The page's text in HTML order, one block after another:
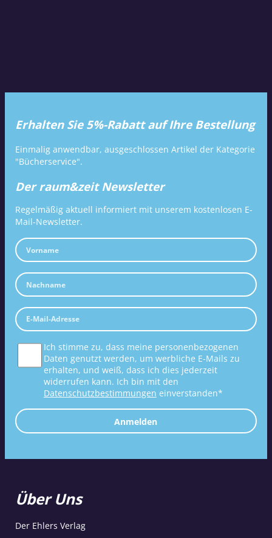
Erhalten Sie 5%-Rabatt auf Ihre Bestellung
Einmalig anwendbar, ausgeschlossen Artikel der Kategorie
"Bücherservice".
Der raum&zeit Newsletter
Regelmäßig aktuell informiert mit unserem kostenlosen E-
Mail-Newsletter.
Ich stimme zu, dass meine personenbezogenen
Daten genutzt werden, um werbliche E-Mails zu
erhalten, und weiß, dass ich dies jederzeit
widerrufen kann. Ich bin mit den
Datenschutzbestimmungen einverstanden*
Anmelden
Über Uns
Der Ehlers Verlag